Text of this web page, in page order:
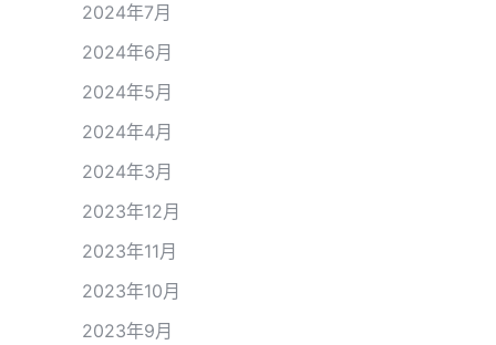
2024年7月
2024年6月
2024年5月
2024年4月
2024年3月
2023年12月
2023年11月
2023年10月
2023年9月